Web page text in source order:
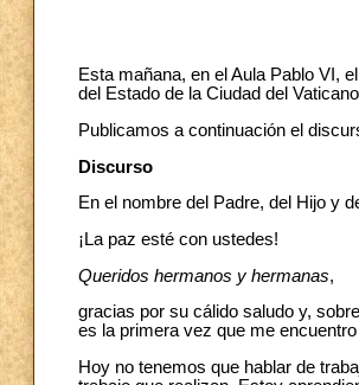
Esta mañana, en el Aula Pablo VI,
del Estado de la Ciudad del
Publicamos a continuación el
Discurso
En el nombre del Padre, del Hijo y
¡La paz esté con ustedes!
Queridos hermanos y hermanas,
gracias por su cálido saludo y,
es la primera vez que me
Hoy no tenemos que hablar de